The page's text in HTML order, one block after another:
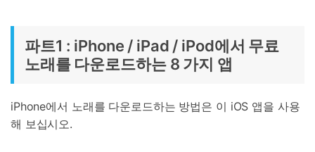
파트1 : iPhone / iPad / iPod에서 무료
노래를 다운로드하는 8 가지 앱
iPhone에서 노래를 다운로드하는 방법은 이 iOS 앱을 사용
해 보십시오.